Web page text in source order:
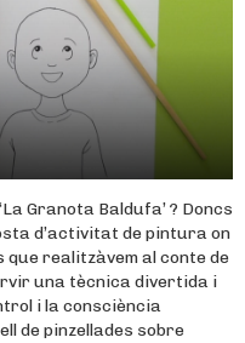
Granota Baldufa’ ? Doncs
d’activitat de pintura on
realitzàvem al conte de
una tècnica divertida i
i la consciència
de pinzellades sobre